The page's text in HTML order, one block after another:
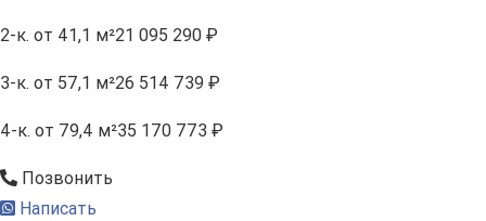
2-к. от 41,1 м²21 095 290 ₽
3-к. от 57,1 м²26 514 739 ₽
4-к. от 79,4 м²35 170 773 ₽
Позвонить
Написать